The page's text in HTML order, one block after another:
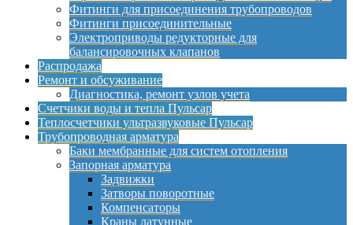
Фитинги для присоединения трубопроводов
Фитинги присоединительные
Электроприводы редукторные для
балансировочных клапанов
Распродажа
Ремонт и обсуживание
Диагностика, ремонт узлов учета
Счетчики воды и тепла Пульсар
Теплосчетчики ультразвуковые Пульсар
Трубопроводная арматура
Баки мембранные для систем отопления
Запорная арматура
Задвижки
Затворы поворотные
Компенсаторы
Краны латунные